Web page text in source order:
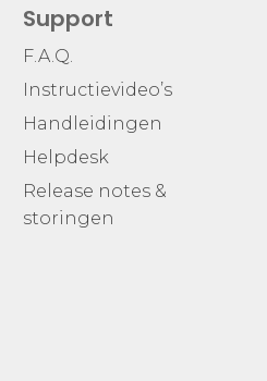
Support
F.A.Q.
Instructievideo’s
Handleidingen
Helpdesk
Release notes &
storingen